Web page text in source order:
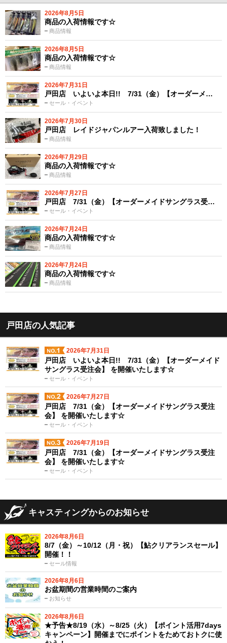
2026年8月5日
商品情報
商品の入荷情報です☆
2026年8月5日
商品情報
商品の入荷情報です☆
2026年7月31日
セール・イベント
戸田店 いよいよ本日!! 7/31（金）【オーダーメ…
2026年7月30日
商品情報
戸田店 レイドジャパンルアー入荷致しました！
2026年7月29日
商品情報
商品の入荷情報です☆
2026年7月27日
セール・イベント
戸田店 7/31（金）【オーダーメイドサングラス受…
2026年7月24日
商品情報
商品の入荷情報です☆
2026年7月24日
商品情報
商品の入荷情報です☆
戸田店の人気記事
2026年7月31日
セール・イベント
戸田店 いよいよ本日!! 7/31（金）【オーダーメイド
サングラス受注会】 を開催いたします☆
2026年7月27日
セール・イベント
戸田店 7/31（金）【オーダーメイドサングラス受注
会】 を開催いたします☆
2026年7月19日
セール・イベント
戸田店 7/31（金）【オーダーメイドサングラス受注
会】 を開催いたします☆
キャスティングからのお知らせ
2026年8月6日
セール情報
8/7（金）～10/12（月・祝）【鮎クリアランスセール】
開催！！
2026年8月6日
お知らせ
お盆期間の営業時間のご案内
2026年8月6日
★予告★8/19（水）～8/25（火）【ポイント活用7days
キャンペーン】開催までにポイントをためておトクに使